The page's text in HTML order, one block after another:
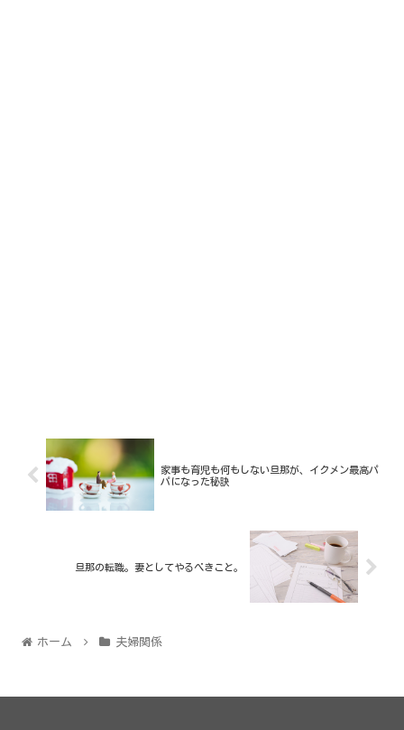
家事も育児も何もしない旦那が、イクメン最高パ
パになった秘訣
旦那の転職。妻としてやるべきこと。
ホーム 夫婦関係